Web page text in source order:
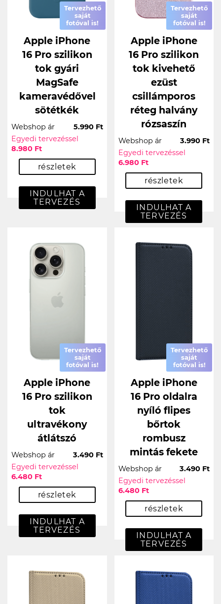
Tervezhető
saját
fotóval is!
Apple iPhone
16 Pro szilikon
tok gyári
MagSafe
kameravédővel
sötétkék
Webshop ár
5.990 Ft
Egyedi tervezéssel
8.980 Ft
részletek
INDULHAT A
TERVEZÉS
Tervezhető
saját
fotóval is!
Apple iPhone
16 Pro szilikon
tok kivehető
ezüst
csillámporos
réteg halvány
rózsaszín
Webshop ár
3.990 Ft
Egyedi tervezéssel
6.980 Ft
részletek
INDULHAT A
TERVEZÉS
Tervezhető
saját
fotóval is!
Apple iPhone
16 Pro szilikon
tok
ultravékony
átlátszó
Webshop ár
3.490 Ft
Egyedi tervezéssel
6.480 Ft
részletek
INDULHAT A
TERVEZÉS
Tervezhető
saját
fotóval is!
Apple iPhone
16 Pro oldalra
nyíló flipes
bőrtok
rombusz
mintás fekete
Webshop ár
3.490 Ft
Egyedi tervezéssel
6.480 Ft
részletek
INDULHAT A
TERVEZÉS